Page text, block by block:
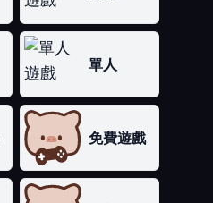
單人
免費遊戲